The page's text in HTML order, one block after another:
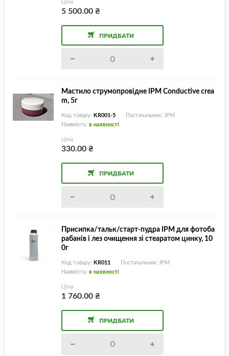
5 500.00₴
ПРИДБАТИ
Мастило струмопровідне IPM Conductive crea
m, 5г
Код товару: KR001-5
Постачальник: IPM
Наявність: в наявності
Ціна
330.00₴
ПРИДБАТИ
Присипка/тальк/старт-пудра IPM для фотоба
рабанів і лез очищення зі стеаратом цинку, 10
0г
Код товару: KR011
Постачальник: IPM
Наявність: в наявності
Ціна
1 760.00₴
ПРИДБАТИ